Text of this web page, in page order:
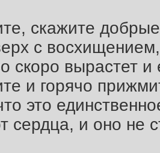
скажите
с
скоро вырастет
и горячо
это
сердца, и оно не